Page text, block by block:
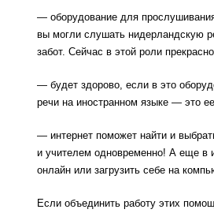
— оборудование для
вы могли слушать нидерландскую
забот. Сейчас в этой роли
— будет здорово, если в это
речи на иностранном языке — это
— интернет поможет найти и
и учителем одновременно! А еще в
онлайн или загрузить себе на
Если объединить работу этих